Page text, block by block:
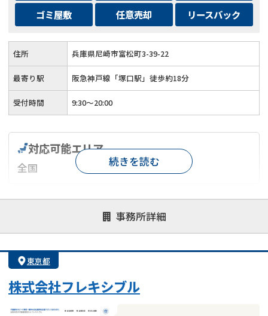
ゴミ屋敷
任意売却 リースバック
住所 兵庫県尼崎市富松町3-39-22
最寄り駅 阪急神戸線「塚口駅」徒歩約18分
受付時間 9:30～20:00
事務所詳細
対応可能エリア
全国
対応が親身 オンライン面談可能
レスポンスが早い
1億円以上の買取可
続きを読む
東京都
株式会社フレキシブル